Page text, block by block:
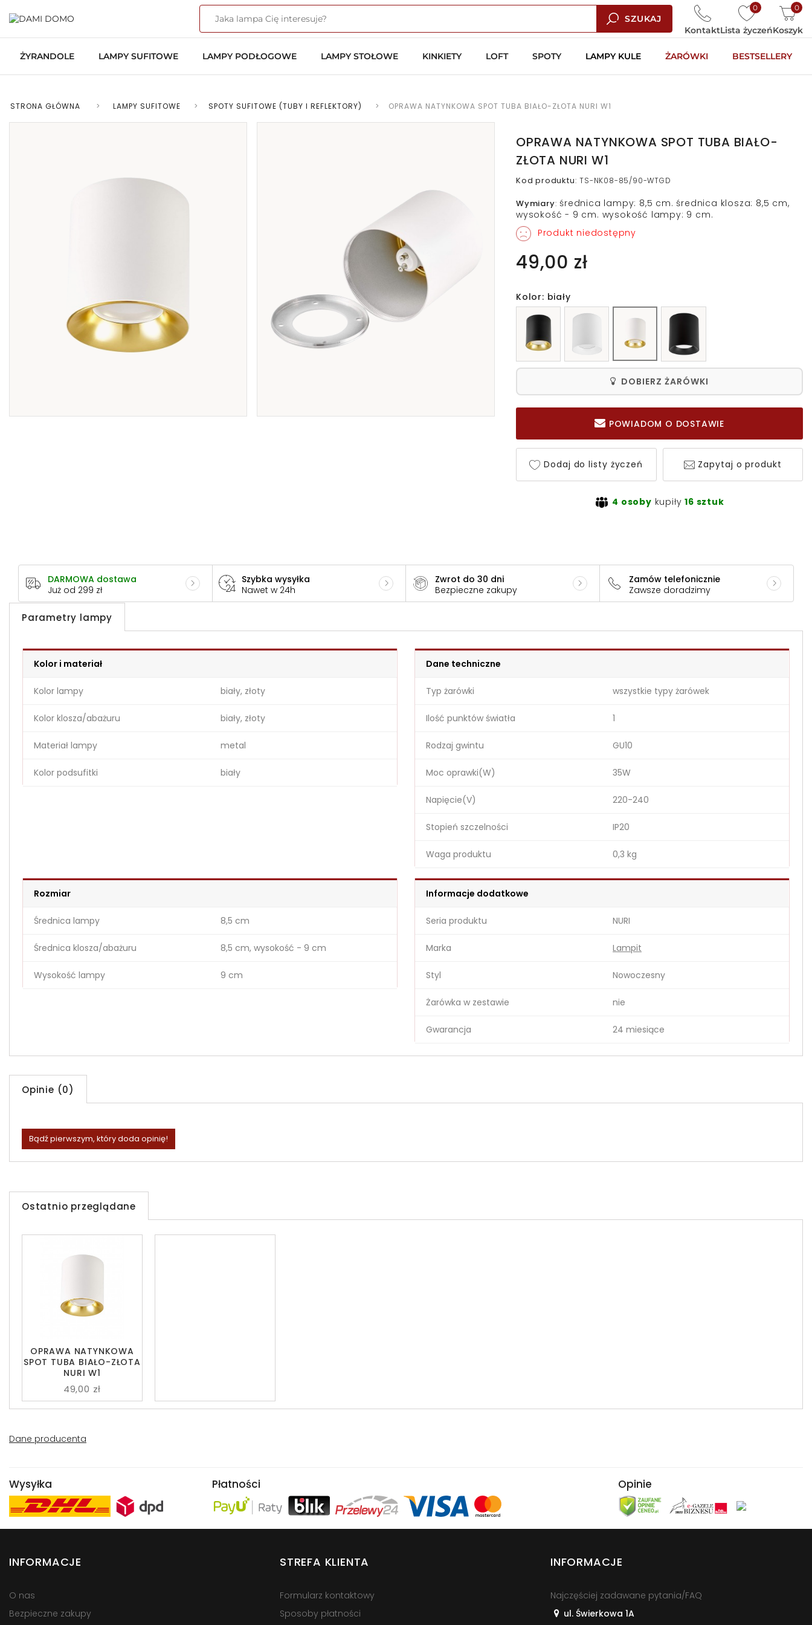
SZUKAJ
0
Lista życzeń
0
Koszyk
Kontakt
ŻYRANDOLE LAMPY SUFITOWE LAMPY PODŁOGOWE LAMPY STOŁOWE KINKIETY LOFT SPOTY LAMPY KULE ŻARÓWKI BESTSELLERY
STRONA GŁÓWNA > LAMPY SUFITOWE > SPOTY SUFITOWE (TUBY I REFLEKTORY) > OPRAWA NATYNKOWA SPOT TUBA BIAŁO-ZŁOTA NURI W1
OPRAWA NATYNKOWA SPOT TUBA BIAŁO-
ZŁOTA NURI W1
Kod produktu:TS-NK08-85/90-WTGD
Wymiary: średnica lampy: 8,5 cm. średnica klosza: 8,5 cm,
wysokość - 9 cm. wysokość lampy: 9 cm.
Produkt niedostępny
49,00 zł
Kolor: biały
DOBIERZ ŻARÓWKI
POWIADOM O DOSTAWIE
Dodaj do listy życzeń Zapytaj o produkt
4 osoby kupiły16 sztuk
DARMOWA dostawa
Już od 299 zł
Szybka wysyłka
Nawet w 24h
Zwrot do 30 dni
Bezpieczne zakupy
Zamów telefonicznie
Zawsze doradzimy
Parametry lampy
Kolor i materiał
Kolor lampy biały, złoty
Kolor klosza/abażuru biały, złoty
Materiał lampy metal
Kolor podsufitki biały
Dane techniczne
Typ żarówki wszystkie typy żarówek
Ilość punktów światła 1
Rodzaj gwintu GU10
Moc oprawki(W) 35W
Napięcie(V) 220-240
Stopień szczelności IP20
Waga produktu 0,3 kg
Rozmiar
Średnica lampy 8,5 cm
Średnica klosza/abażuru 8,5 cm, wysokość - 9 cm
Wysokość lampy 9 cm
Informacje dodatkowe
Seria produktu NURI
Marka Lampit
Styl Nowoczesny
Żarówka w zestawie nie
Gwarancja 24 miesiące
Opinie (0)
Bądź pierwszym, który doda opinię!
Ostatnio przeglądane
OPRAWA NATYNKOWA
SPOT TUBA BIAŁO-ZŁOTA
NURI W1
49,00 zł
Dane producenta
Wysyłka Płatności Opinie
INFORMACJE
O nas
Bezpieczne zakupy
STREFA KLIENTA
Formularz kontaktowy
Sposoby płatności
INFORMACJE
Najczęściej zadawane pytania/FAQ
ul. Świerkowa 1A